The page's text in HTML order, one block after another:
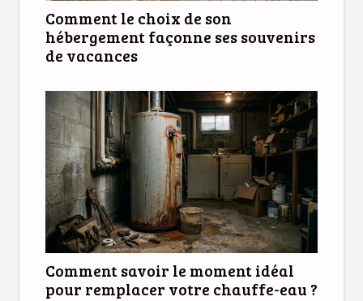
Comment le choix de son
hébergement façonne ses souvenirs
de vacances
Comment savoir le moment idéal
pour remplacer votre chauffe-eau ?